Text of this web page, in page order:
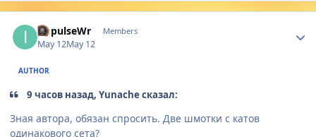
ImpulseWr Members
May 12May 12
AUTHOR
9 часов назад, Yunache сказал:
Зная автора, обязан спросить. Две шмотки с катов
одинакового сета?